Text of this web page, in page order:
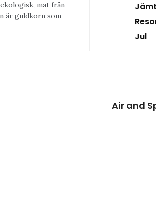
mat från
är guldkorn som
Jul
Air and